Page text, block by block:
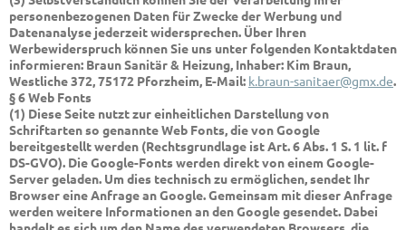
personenbezogenen Daten für Zwecke der Werbung und
Datenanalyse jederzeit widersprechen. Über Ihren
Werbewiderspruch können Sie uns unter folgenden Kontaktdaten
informieren: Braun Sanitär & Heizung, Inhaber: Kim Braun,
Westliche 372, 75172 Pforzheim, E-Mail: k.braun-sanitaer@gmx.de.
§ 6 Web Fonts
(1) Diese Seite nutzt zur einheitlichen Darstellung von
Schriftarten so genannte Web Fonts, die von Google
bereitgestellt werden (Rechtsgrundlage ist Art. 6 Abs. 1 S. 1 lit. f
DS-GVO). Die Google-Fonts werden direkt von einem Google-
Server geladen. Um dies technisch zu ermöglichen, sendet Ihr
Browser eine Anfrage an Google. Gemeinsam mit dieser Anfrage
werden weitere Informationen an den Google gesendet. Dabei